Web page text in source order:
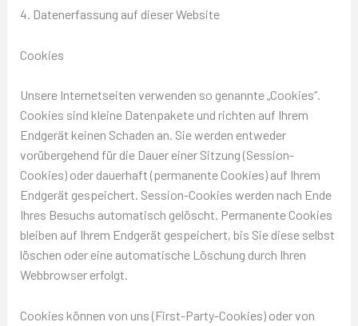
4. Datenerfassung auf dieser Website
Cookies
Unsere Internetseiten verwenden so genannte „Cookies“.
Cookies sind kleine Datenpakete und richten auf Ihrem
Endgerät keinen Schaden an. Sie werden entweder
vorübergehend für die Dauer einer Sitzung (Session-
Cookies) oder dauerhaft (permanente Cookies) auf Ihrem
Endgerät gespeichert. Session-Cookies werden nach Ende
Ihres Besuchs automatisch gelöscht. Permanente Cookies
bleiben auf Ihrem Endgerät gespeichert, bis Sie diese selbst
löschen oder eine automatische Löschung durch Ihren
Webbrowser erfolgt.
Cookies können von uns (First-Party-Cookies) oder von